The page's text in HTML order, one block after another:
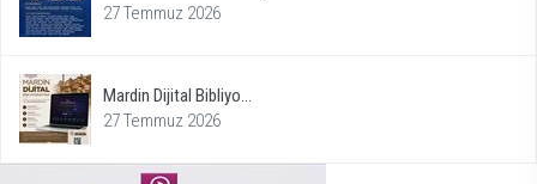
27 Temmuz 2026
Mardin Dijital Bibliyo...
27 Temmuz 2026